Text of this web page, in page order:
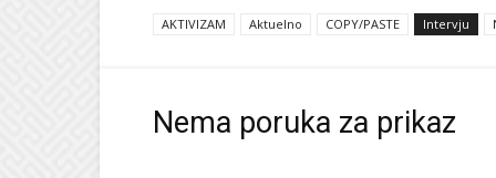
AKTIVIZAM Aktuelno COPY/PASTE Intervju
Nema poruka za prikaz